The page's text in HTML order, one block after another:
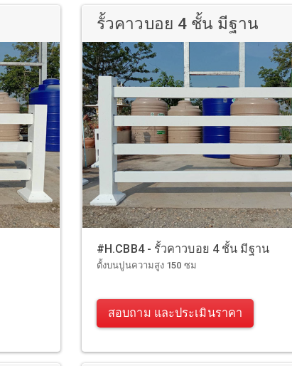
รั้วคาวบอย 4 ชั้น มีฐาน
#H.CBB4 - รั้วคาวบอย 4 ชั้น มีฐาน
ตั้งบนปูนความสูง 150 ซม
สอบถาม และประเมินราคา